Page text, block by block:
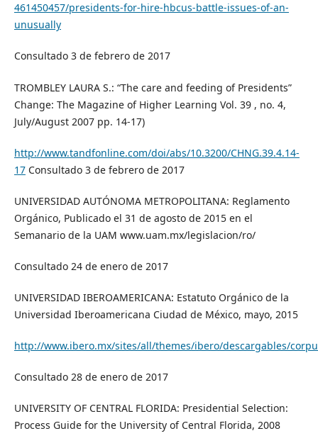
461450457/presidents-for-hire-hbcus-battle-issues-of-an-
unusually
Consultado 3 de febrero de 2017
TROMBLEY LAURA S.: “The care and feeding of Presidents”
Change: The Magazine of Higher Learning Vol. 39 , no. 4,
July/August 2007 pp. 14-17)
http://www.tandfonline.com/doi/abs/10.3200/CHNG.39.4.14-
17Consultado 3 de febrero de 2017
UNIVERSIDAD AUTÓNOMA METROPOLITANA: Reglamento
Orgánico, Publicado el 31 de agosto de 2015 en el
Semanario de la UAM www.uam.mx/legislacion/ro/
Consultado 24 de enero de 2017
UNIVERSIDAD IBEROAMERICANA: Estatuto Orgánico de la
Universidad Iberoamericana Ciudad de México, mayo, 2015
http://www.ibero.mx/sites/all/themes/ibero/descargables/
Consultado 28 de enero de 2017
UNIVERSITY OF CENTRAL FLORIDA: Presidential Selection:
Process Guide for the University of Central Florida, 2008